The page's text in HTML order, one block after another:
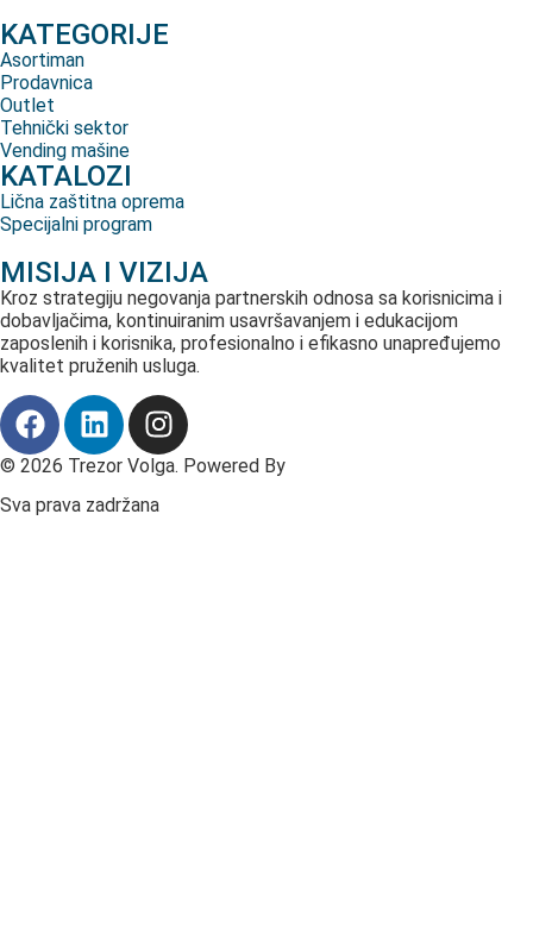
KATEGORIJE
Asortiman
Prodavnica
Outlet
Tehnički sektor
Vending mašine
KATALOZI
Lična zaštitna oprema
Specijalni program
MISIJA I VIZIJA
Kroz strategiju negovanja partnerskih odnosa sa korisnicima i
dobavljačima, kontinuiranim usavršavanjem i edukacijom
zaposlenih i korisnika, profesionalno i efikasno unapređujemo
kvalitet pruženih usluga.
© 2026 Trezor Volga. Powered By
Sva prava zadržana